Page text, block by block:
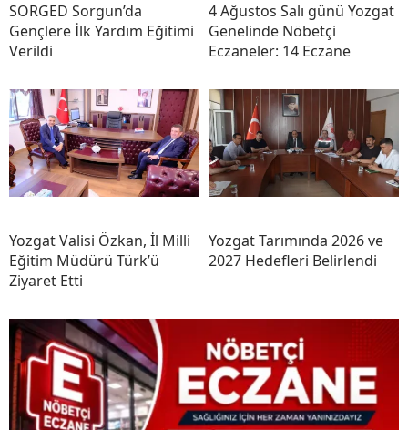
SORGED Sorgun’da
Gençlere İlk Yardım Eğitimi
Verildi
4 Ağustos Salı günü Yozgat
Genelinde Nöbetçi
Eczaneler: 14 Eczane
Yozgat Valisi Özkan, İl Milli
Eğitim Müdürü Türk’ü
Ziyaret Etti
Yozgat Tarımında 2026 ve
2027 Hedefleri Belirlendi